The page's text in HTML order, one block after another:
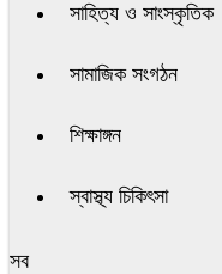
সাহিত্য ও সাংস্কৃতিক
সামাজিক সংগঠন
শিক্ষাঙ্গন
স্বাস্থ্য চিকিৎসা
সব